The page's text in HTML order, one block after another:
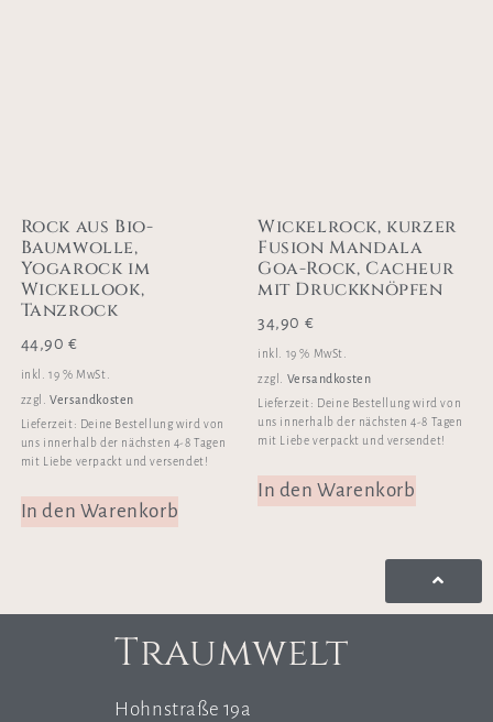
Rock aus Bio-
Baumwolle,
Yogarock im
Wickellook,
Tanzrock
44,90€
inkl. 19 % MwSt.
zzgl.Versandkosten
Lieferzeit: Deine Bestellung wird von
uns innerhalb der nächsten 4-8 Tagen
mit Liebe verpackt und versendet!
In den Warenkorb
Wickelrock, kurzer
Fusion Mandala
Goa-Rock, Cacheur
mit Druckknöpfen
34,90 €
inkl. 19 % MwSt.
zzgl. Versandkosten
Lieferzeit: Deine Bestellung wird von
uns innerhalb der nächsten 4-8 Tagen
mit Liebe verpackt und versendet!
In den Warenkorb
Traumwelt
Hohnstraße 19a